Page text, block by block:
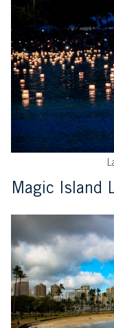
Magic Island